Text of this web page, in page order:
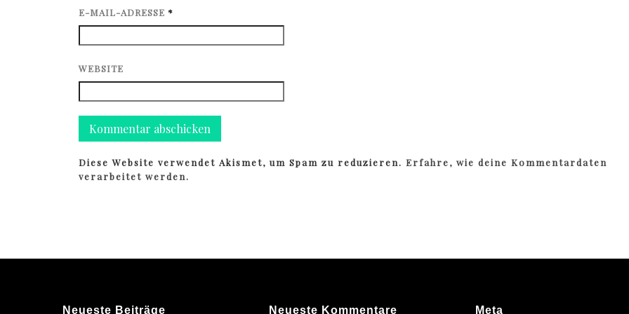
E-MAIL-ADRESSE *
WEBSITE
Diese Website verwendet Akismet, um Spam zu reduzieren.Erfahre, wie deine Kommentardaten
verarbeitet werden.
Neueste Beiträge Neueste Kommentare Meta